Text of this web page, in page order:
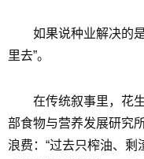
如果说种业解决的
里去”。
在传统叙事里，花
部食物与营养发展研究
浪费：“过去只榨油、